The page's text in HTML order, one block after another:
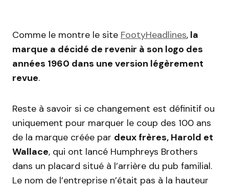
Comme le montre le site FootyHeadlines, la
marque a décidé de revenir à son logo des
années 1960 dans une version légèrement
revue.
Reste à savoir si ce changement est définitif ou
uniquement pour marquer le coup des 100 ans
de la marque créée par deux frères, Harold et
Wallace, qui ont lancé Humphreys Brothers
dans un placard situé à l’arrière du pub familial.
Le nom de l’entreprise n’était pas à la hauteur